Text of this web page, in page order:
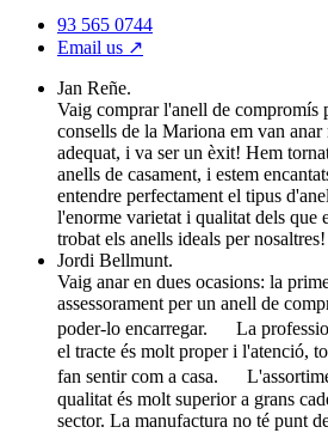
93 565 0744
Email us ↗︎
Jan Reñe.
Vaig comprar l'anell de compromís
consells de la Mariona em van
adequat, i va ser un èxit! Hem
anells de casament, i estem
entendre perfectament el tipus
l'enorme varietat i qualitat dels que
trobat els anells ideals per nosaltres!
Jordi Bellmunt.
Vaig anar en dues ocasions: la
assessorament per un anell de
poder-lo encarregar. La
el tracte és molt proper i l'atenció,
fan sentir com a casa.
qualitat és molt superior a grans
sector. La manufactura no té punt